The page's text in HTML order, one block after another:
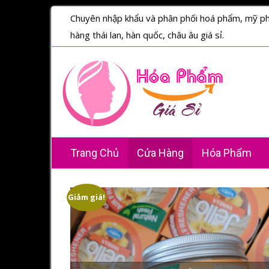
Chuyên nhập khẩu và phân phối hoá phẩm, mỹ
hàng thái lan, hàn quốc, châu âu giá sỉ.
Trang Chủ Cửa Hàng Hóa Phẩm
Giảm giá!